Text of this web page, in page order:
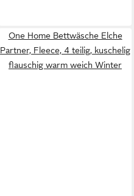
One Home Bettwäsche Elche
Partner, Fleece, 4 teilig, kuschelig
flauschig warm weich Winter